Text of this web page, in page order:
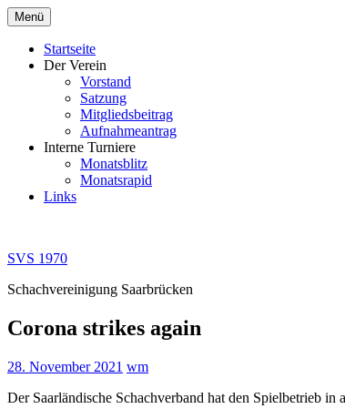
Zum
Inhalt
springen
Menü
Startseite
Der Verein
Vorstand
Satzung
Mitgliedsbeitrag
Aufnahmeantrag
Interne Turniere
Monatsblitz
Monatsrapid
Links
SVS 1970
Schachvereinigung Saarbrücken
Corona strikes again
28. November 2021 wm
Der Saarländische Schachverband hat den Spielbetrieb in